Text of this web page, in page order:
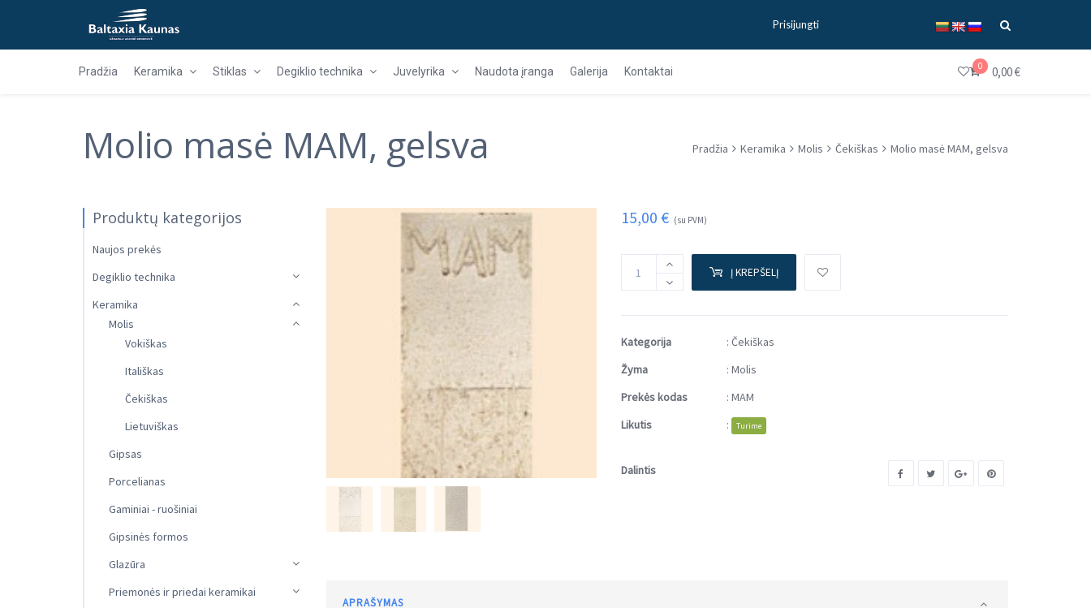
Prisijungti
Pradžia Keramika Stiklas Degiklio technika Juvelyrika Naudota įranga Galerija Kontaktai 0 0,00€
Molio masė MAM, gelsva Pradžia Keramika Molis Čekiškas Molio masė MAM, gelsva
15,00 € (su PVM)
Į KREPŠELĮ
Kategorija : Čekiškas
Žyma
: Molis
Prekės kodas
: MAM
Likutis
: Turime
Dalintis
APRAŠYMAS
Produktų kategorijos
Naujos prekės
Degiklio technika
Keramika
Molis
Vokiškas
Itališkas
Čekiškas
Lietuviškas
Gipsas
Porcelianas
Gaminiai - ruošiniai
Gipsinės formos
Glazūra
Priemonės ir priedai keramikai